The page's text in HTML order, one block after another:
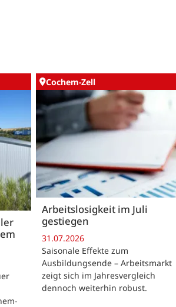
Cochem-Zell
Arbeitslosigkeit im Juli
gestiegen
31.07.2026
Saisonale Effekte zum
Ausbildungsende – Arbeitsmarkt
zeigt sich im Jahresvergleich
dennoch weiterhin robust.